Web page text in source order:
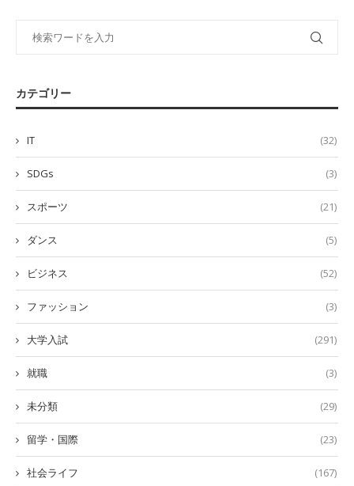
カテゴリー
IT (32)
SDGs (3)
スポーツ (21)
ダンス (5)
ビジネス (52)
ファッション (3)
大学入試 (291)
就職 (3)
未分類 (29)
留学・国際 (23)
社会ライフ (167)